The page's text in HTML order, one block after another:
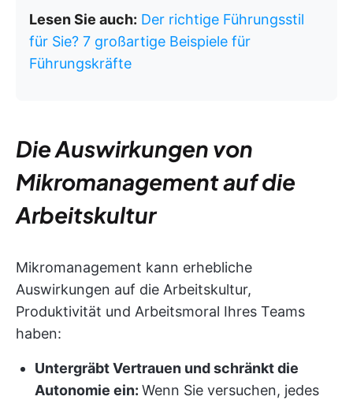
Lesen Sie auch: Der richtige Führungsstil
für Sie? 7 großartige Beispiele für
Führungskräfte
Die Auswirkungen von
Mikromanagement auf die
Arbeitskultur
Mikromanagement kann erhebliche
Auswirkungen auf die Arbeitskultur,
Produktivität und Arbeitsmoral Ihres Teams
haben:
Untergräbt Vertrauen und schränkt die
Autonomie ein: Wenn Sie versuchen, jedes